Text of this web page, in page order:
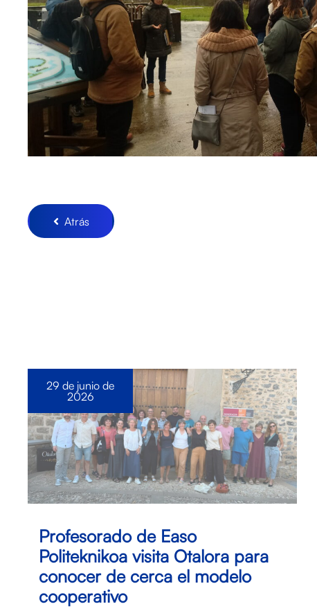
Atrás
Profesorado de Easo
Politeknikoa visita Otalora para
conocer de cerca el modelo
cooperativo
29 de junio de
2026